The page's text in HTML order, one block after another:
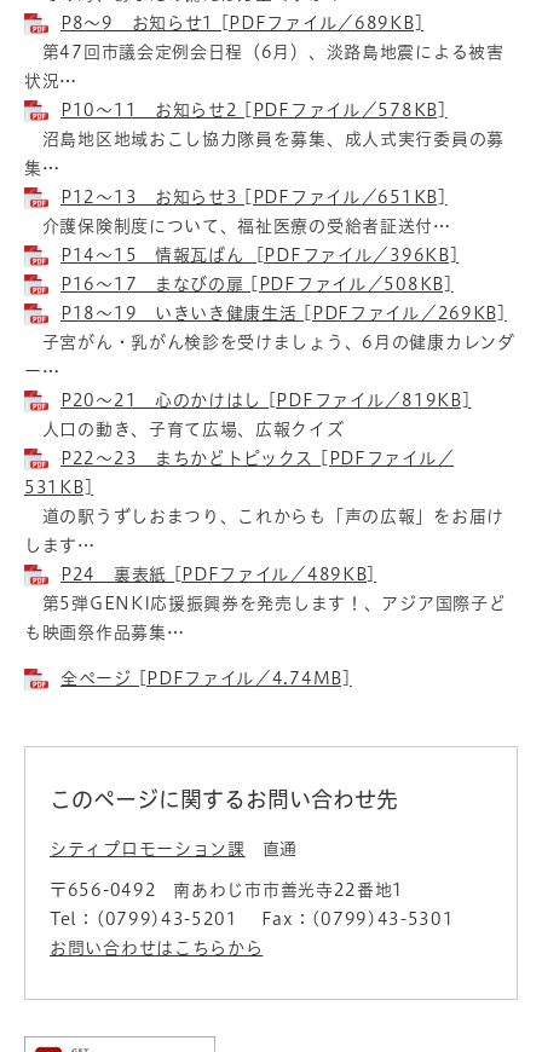
P8～9 お知らせ1 [PDFファイル／689KB]
第47回市議会定例会日程（6月）、淡路島地震による被害
状況…
P10～11 お知らせ2 [PDFファイル／578KB]
沼島地区地域おこし協力隊員を募集、成人式実行委員の募
集…
P12～13 お知らせ3 [PDFファイル／651KB]
介護保険制度について、福祉医療の受給者証送付…
P14～15 情報瓦ばん [PDFファイル／396KB]
P16～17 まなびの扉 [PDFファイル／508KB]
P18～19 いきいき健康生活 [PDFファイル／269KB]
子宮がん・乳がん検診を受けましょう、6月の健康カレンダ
ー…
P20～21 心のかけはし [PDFファイル／819KB]
人口の動き、子育て広場、広報クイズ
P22～23 まちかどトピックス [PDFファイル／
531KB]
道の駅うずしおまつり、これからも「声の広報」をお届け
します…
P24 裏表紙 [PDFファイル／489KB]
第5弾GENKI応援振興券を発売します！、アジア国際子ど
も映画祭作品募集…
全ページ [PDFファイル／4.74MB]
このページに関するお問い合わせ先
シティプロモーション課 直通
〒656-0492
南あわじ市市善光寺22番地1
Tel：(0799)43-5201
Fax：(0799)43-5301
お問い合わせはこちらから